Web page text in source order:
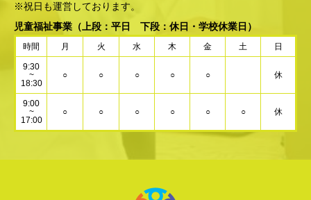
※祝日も運営しております。
児童福祉事業 （上段：平日 下段：休日・学校休業日）
時間 月 火 水 木 金 土 日
9:30
~
18:30
○ ○ ○ ○ ○ 休
9:00
~
17:00
○ ○ ○ ○ ○ ○ 休